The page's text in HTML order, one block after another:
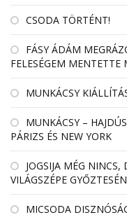
CSODA TÖRTÉNT!
FÁSY ÁDÁM
FELESÉGEM MENTETTE
MUNKÁCSY
MUNKÁCSY –
PÁRIZS ÉS NEW YORK
JOGSIJA MÉG
VILÁGSZÉPE
MICSODA